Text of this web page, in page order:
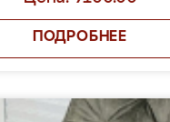
ПОДРОБНЕЕ